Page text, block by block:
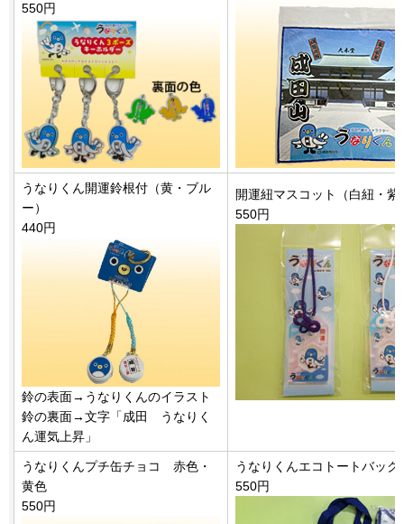
550円
うなりくん開運鈴根付（黄・ブル
ー）
440円
鈴の表面→うなりくんのイラスト
鈴の裏面→文字「成田 うなりく
ん運気上昇」
開運紐マスコット（白紐・紫
550円
うなりくんプチ缶チョコ 赤色・
黄色
550円
うなりくんエコトートバック
550円